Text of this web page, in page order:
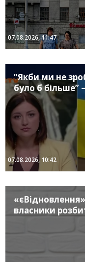
07.08.2026, 11:47
“Якби ми не
було б більше”
07.08.2026, 10:42
власники